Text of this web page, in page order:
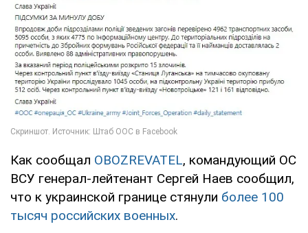
Как сообщал OBOZREVATEL, командующий ОС
ВСУ генерал-лейтенант Сергей Наев сообщил,
что к украинской границе стянули более 100
тысяч российских военных.